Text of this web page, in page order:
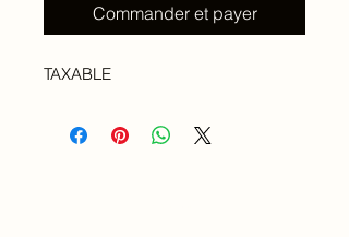
Commander et payer
TAXABLE